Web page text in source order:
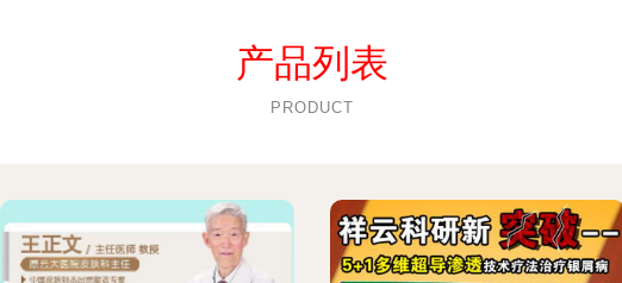
产品列表
PRODUCT